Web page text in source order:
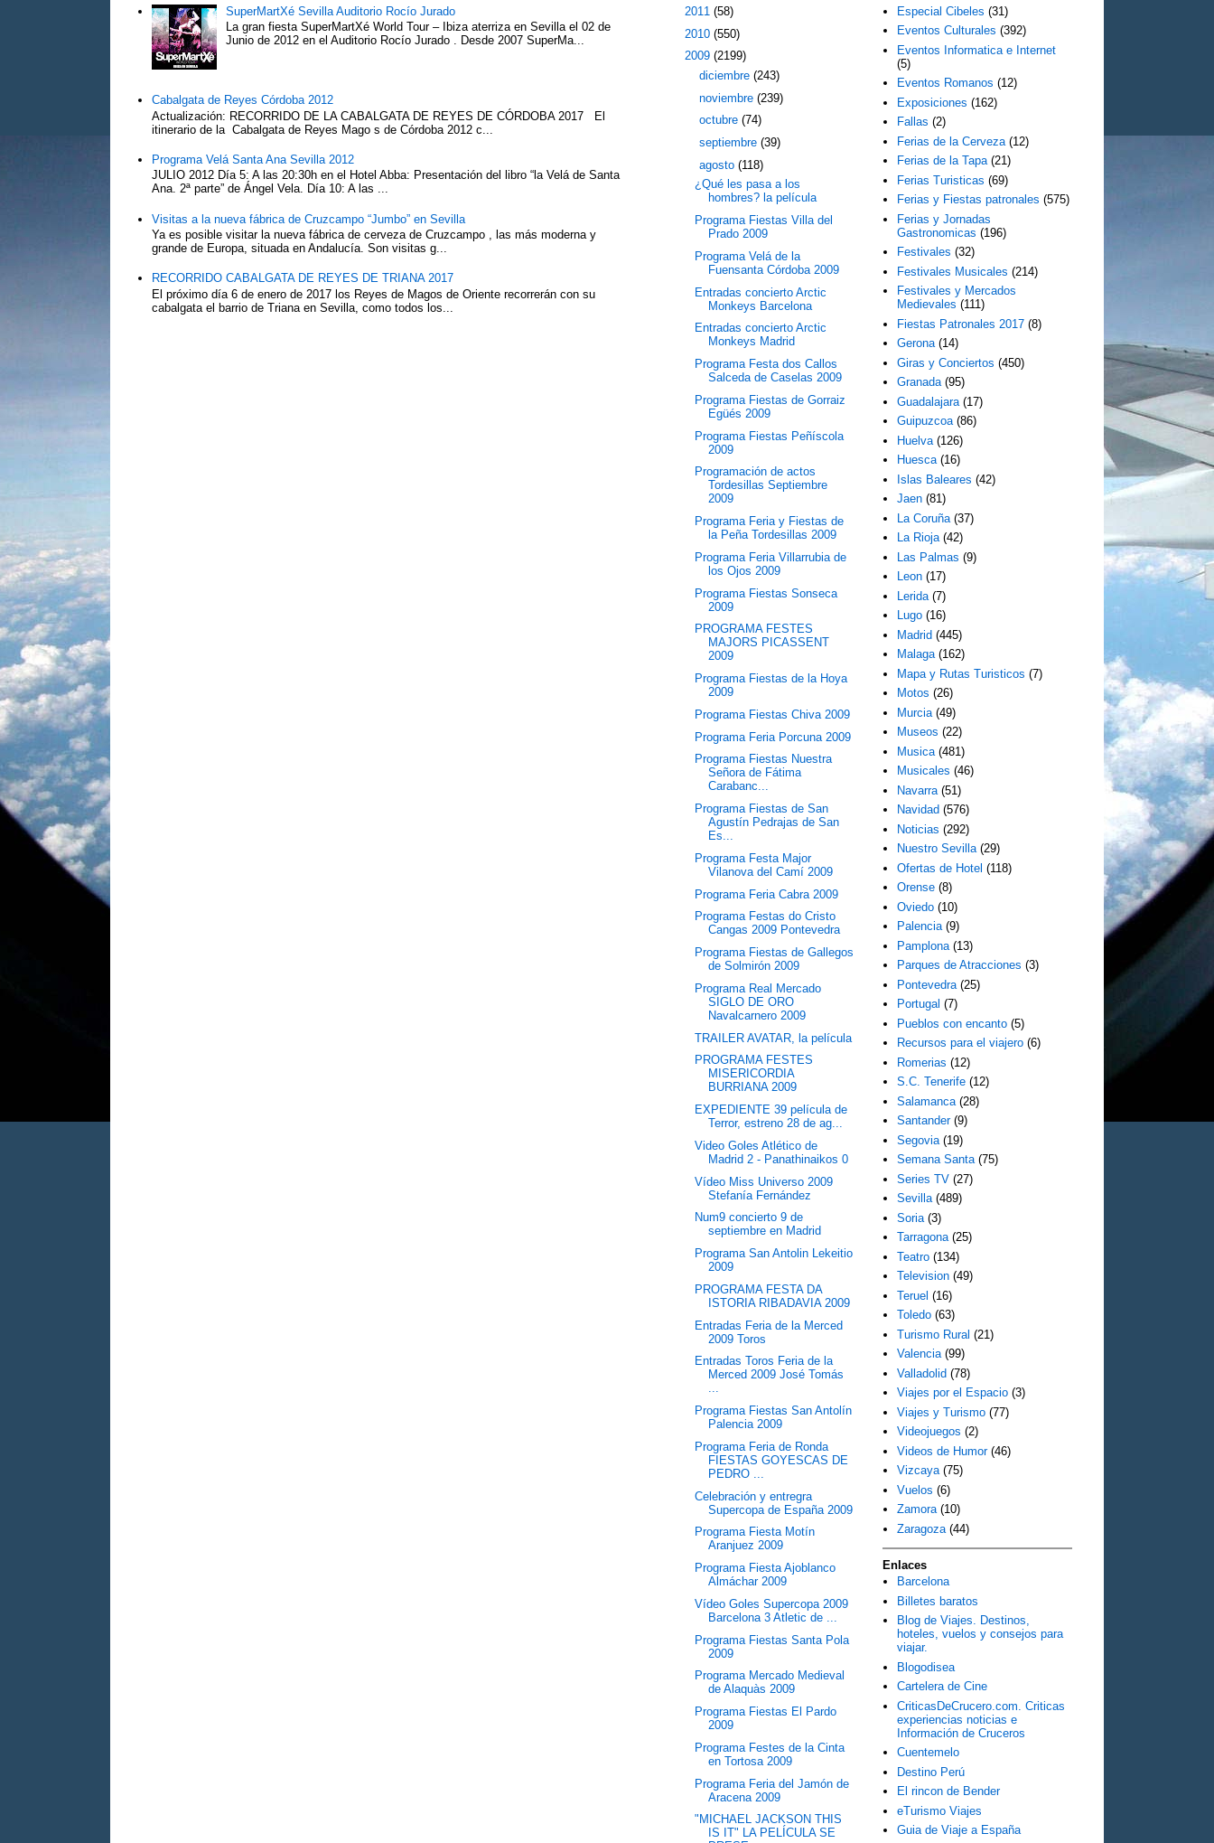
SuperMartXé Sevilla Auditorio Rocío Jurado
La gran fiesta SuperMartXé World Tour – Ibiza aterriza en Sevilla el 02 de
Junio de 2012 en el Auditorio Rocío Jurado . Desde 2007 SuperMa...
Cabalgata de Reyes Córdoba 2012
Actualización: RECORRIDO DE LA CABALGATA DE REYES DE CÓRDOBA 2017 El
itinerario de la Cabalgata de Reyes Mago s de Córdoba 2012 c...
Programa Velá Santa Ana Sevilla 2012
JULIO 2012 Día 5: A las 20:30h en el Hotel Abba: Presentación del libro “la Velá de Santa
Ana. 2ª parte” de Ángel Vela. Día 10: A las ...
Visitas a la nueva fábrica de Cruzcampo “Jumbo” en Sevilla
Ya es posible visitar la nueva fábrica de cerveza de Cruzcampo , las más moderna y
grande de Europa, situada en Andalucía. Son visitas g...
RECORRIDO CABALGATA DE REYES DE TRIANA 2017
El próximo día 6 de enero de 2017 los Reyes de Magos de Oriente recorrerán con su
cabalgata el barrio de Triana en Sevilla, como todos los...
2011 (58)
2010 (550)
2009 (2199)
diciembre (243)
noviembre (239)
octubre (74)
septiembre (39)
agosto (118)
¿Qué les pasa a los
hombres? la película
Programa Fiestas Villa del
Prado 2009
Programa Velá de la
Fuensanta Córdoba 2009
Entradas concierto Arctic
Monkeys Barcelona
Entradas concierto Arctic
Monkeys Madrid
Programa Festa dos Callos
Salceda de Caselas 2009
Programa Fiestas de Gorraiz
Egüés 2009
Programa Fiestas Peñíscola
2009
Programación de actos
Tordesillas Septiembre
2009
Programa Feria y Fiestas de
la Peña Tordesillas 2009
Programa Feria Villarrubia de
los Ojos 2009
Programa Fiestas Sonseca
2009
PROGRAMA FESTES
MAJORS PICASSENT
2009
Programa Fiestas de la Hoya
2009
Programa Fiestas Chiva 2009
Programa Feria Porcuna 2009
Programa Fiestas Nuestra
Señora de Fátima
Carabanc...
Programa Fiestas de San
Agustín Pedrajas de San
Es...
Programa Festa Major
Vilanova del Camí 2009
Programa Feria Cabra 2009
Programa Festas do Cristo
Cangas 2009 Pontevedra
Programa Fiestas de Gallegos
de Solmirón 2009
Programa Real Mercado
SIGLO DE ORO
Navalcarnero 2009
TRAILER AVATAR, la película
PROGRAMA FESTES
MISERICORDIA
BURRIANA 2009
EXPEDIENTE 39 película de
Terror, estreno 28 de ag...
Video Goles Atlético de
Madrid 2 - Panathinaikos 0
Vídeo Miss Universo 2009
Stefanía Fernández
Num9 concierto 9 de
septiembre en Madrid
Programa San Antolin Lekeitio
2009
PROGRAMA FESTA DA
ISTORIA RIBADAVIA 2009
Entradas Feria de la Merced
2009 Toros
Entradas Toros Feria de la
Merced 2009 José Tomás
...
Programa Fiestas San Antolín
Palencia 2009
Programa Feria de Ronda
FIESTAS GOYESCAS DE
PEDRO ...
Celebración y entregra
Supercopa de España 2009
Programa Fiesta Motín
Aranjuez 2009
Programa Fiesta Ajoblanco
Almáchar 2009
Vídeo Goles Supercopa 2009
Barcelona 3 Atletic de ...
Programa Fiestas Santa Pola
2009
Programa Mercado Medieval
de Alaquàs 2009
Programa Fiestas El Pardo
2009
Programa Festes de la Cinta
en Tortosa 2009
Programa Feria del Jamón de
Aracena 2009
"MICHAEL JACKSON THIS
IS IT" LA PELÍCULA SE
Especial Cibeles (31)
Eventos Culturales (392)
Eventos Informatica e Internet
(5)
Eventos Romanos (12)
Exposiciones (162)
Fallas (2)
Ferias de la Cerveza (12)
Ferias de la Tapa (21)
Ferias Turisticas (69)
Ferias y Fiestas patronales (575)
Ferias y Jornadas
Gastronomicas (196)
Festivales (32)
Festivales Musicales (214)
Festivales y Mercados
Medievales (111)
Fiestas Patronales 2017 (8)
Gerona (14)
Giras y Conciertos (450)
Granada (95)
Guadalajara (17)
Guipuzcoa (86)
Huelva (126)
Huesca (16)
Islas Baleares (42)
Jaen (81)
La Coruña (37)
La Rioja (42)
Las Palmas (9)
Leon (17)
Lerida (7)
Lugo (16)
Madrid (445)
Malaga (162)
Mapa y Rutas Turisticos (7)
Motos (26)
Murcia (49)
Museos (22)
Musica (481)
Musicales (46)
Navarra (51)
Navidad (576)
Noticias (292)
Nuestro Sevilla (29)
Ofertas de Hotel (118)
Orense (8)
Oviedo (10)
Palencia (9)
Pamplona (13)
Parques de Atracciones (3)
Pontevedra (25)
Portugal (7)
Pueblos con encanto (5)
Recursos para el viajero (6)
Romerias (12)
S.C. Tenerife (12)
Salamanca (28)
Santander (9)
Segovia (19)
Semana Santa (75)
Series TV (27)
Sevilla (489)
Soria (3)
Tarragona (25)
Teatro (134)
Television (49)
Teruel (16)
Toledo (63)
Turismo Rural (21)
Valencia (99)
Valladolid (78)
Viajes por el Espacio (3)
Viajes y Turismo (77)
Videojuegos (2)
Videos de Humor (46)
Vizcaya (75)
Vuelos (6)
Zamora (10)
Zaragoza (44)
Enlaces
Barcelona
Billetes baratos
Blog de Viajes. Destinos,
hoteles, vuelos y consejos para
viajar.
Blogodisea
Cartelera de Cine
CriticasDeCrucero.com. Criticas
experiencias noticias e
Información de Cruceros
Cuentemelo
Destino Perú
El rincon de Bender
eTurismo Viajes
Guia de Viaje a España